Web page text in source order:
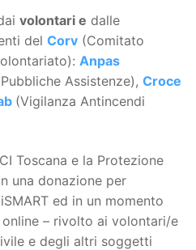
volontari e dalle
del Corv (Comitato
Anpas
Assistenze), Croce
(Vigilanza Antincendi
Toscana e la Protezione
una donazione per
ed in un momento
– rivolto ai volontari/e
e degli altri soggetti